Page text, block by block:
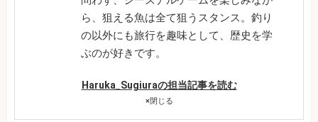
ら、狙える魚は全て狙うスタンス。釣り
の以外にも旅行を趣味として、歴史を学
ぶのが好きです。
Haruka_Sugiuraの担当記事を読む
×閉じる